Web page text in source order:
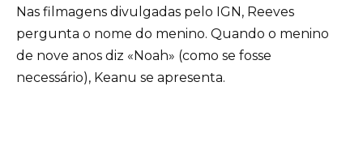
Nas filmagens divulgadas pelo IGN, Reeves
pergunta o nome do menino. Quando o menino
de nove anos diz «Noah» (como se fosse
necessário), Keanu se apresenta.